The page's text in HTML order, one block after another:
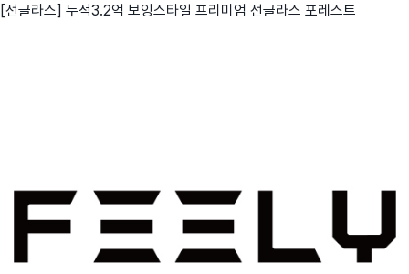
[선글라스] 누적3.2억 보잉스타일 프리미엄 선글라스 포레스트